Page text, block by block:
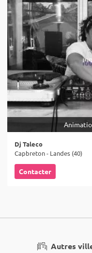
Dj Taleco
Capbreton - Landes (40)
Contacter
Autres